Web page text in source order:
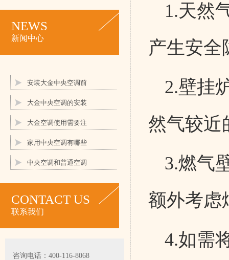
NEWS
新闻中心
安装大金中央空调前
大金中央空调的安装
大金空调使用需要注
家用中央空调有哪些
中央空调和普通空调
CONTACT US
联系我们
咨询电话：400-116-8068
1.天然
产生安全
2.壁挂
然气较近
3.燃气
额外考虑
4.如需